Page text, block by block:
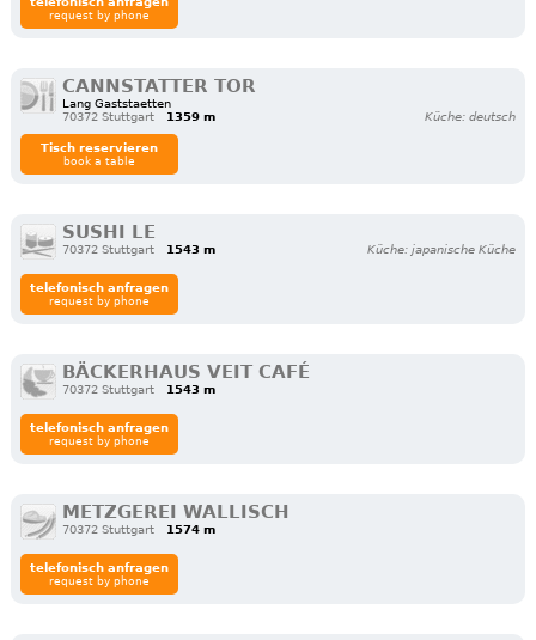
request by phone
CANNSTATTER TOR
Lang Gaststaetten
70372 Stuttgart
1359 m Küche: deutsch
Tisch reservieren
book a table
SUSHI LE
70372 Stuttgart 1543 m Küche: japanische Küche
telefonisch anfragen
request by phone
BÄCKERHAUS VEIT CAFÉ
70372 Stuttgart 1543 m
telefonisch anfragen
request by phone
METZGEREI WALLISCH
70372 Stuttgart 1574 m
telefonisch anfragen
request by phone